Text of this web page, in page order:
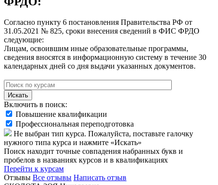
Согласно пункту 6 постановления Правительства РФ от
31.05.2021 № 825, сроки внесения сведений в ФИС ФРДО
следующие:
Лицам, освоившим иные образовательные программы,
сведения вносятся в информационную систему в течение 30
календарных дней со дня выдачи указанных документов.
Искать
Включить в поиск:
Повышение квалификации
Профессиональная переподготовка
Не выбран тип курса. Пожалуйста, поставьте галочку
нужного типа курса и нажмите «Искать»
Поиск находит точные совпадения набранных букв и
пробелов в названиях курсов и в квалификациях
Перейти к курсам
Отзывы Все отзывы Написать отзыв